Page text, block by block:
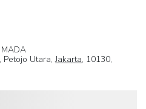
MADA
Petojo Utara,Jakarta, 10130,